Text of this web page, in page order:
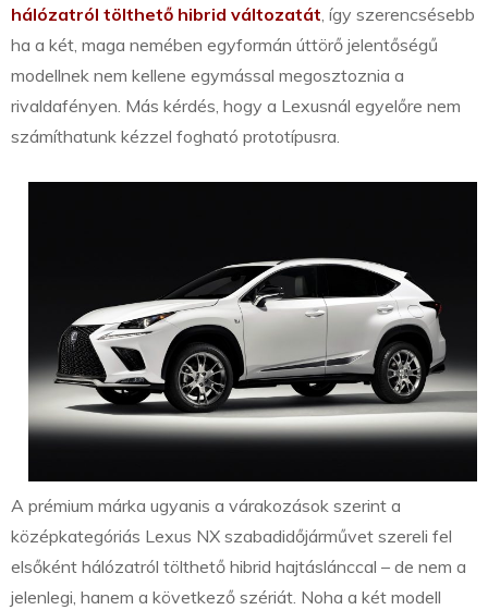
hálózatról tölthető hibrid változatát, így szerencsésebb
ha a két, maga nemében egyformán úttörő jelentőségű
modellnek nem kellene egymással megosztoznia a
rivaldafényen. Más kérdés, hogy a Lexusnál egyelőre nem
számíthatunk kézzel fogható prototípusra.
A prémium márka ugyanis a várakozások szerint a
középkategóriás Lexus NX szabadidőjárművet szereli fel
elsőként hálózatról tölthető hibrid hajtáslánccal – de nem a
jelenlegi, hanem a következő szériát. Noha a két modell